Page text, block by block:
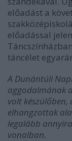
előadást a
előadással
táncélet
A Dunántúli
aggodalmának
volt készülőben,
elhangzottak
legalább
vonalban.